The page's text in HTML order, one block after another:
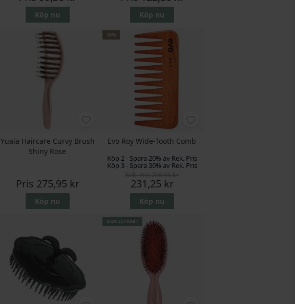
Köp nu Köp nu
Yuaia Haircare Curvy Brush
Shiny Rose
Pris 275,95 kr
Köp nu
10%
Evo Roy Wide-Tooth Comb
Köp 2 - Spara 20% av Rek. Pris
Köp 3 - Spara 30% av Rek. Pris
Pris
231,25 kr
Köp nu
GRATIS FRAKT